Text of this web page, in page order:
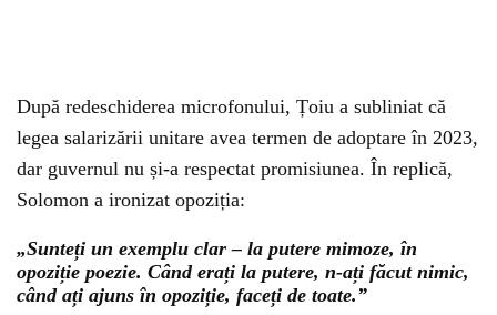
După redeschiderea microfonului, Țoiu a subliniat că
legea salarizării unitare avea termen de adoptare în 2023,
dar guvernul nu și-a respectat promisiunea. În replică,
Solomon a ironizat opoziția:
„Sunteți un exemplu clar – la putere mimoze, în
opoziție poezie. Când erați la putere, n-ați făcut nimic,
când ați ajuns în opoziție, faceți de toate.”